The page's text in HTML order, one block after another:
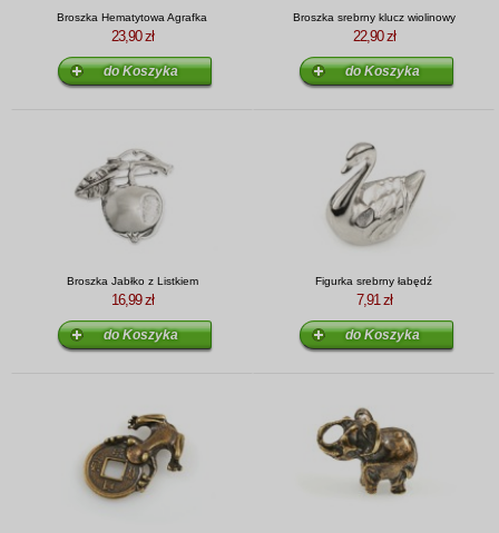
Broszka Hematytowa Agrafka
23,90 zł
Broszka srebrny klucz wiolinowy
22,90 zł
Broszka Jabłko z Listkiem
16,99 zł
Figurka srebrny łabędź
7,91 zł